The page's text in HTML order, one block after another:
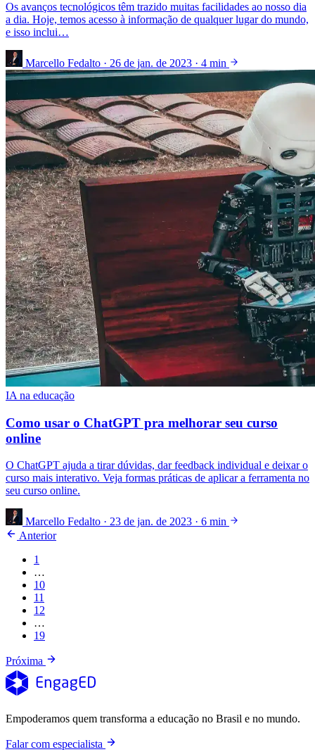
Os avanços tecnológicos têm trazido muitas facilidades ao nosso dia
a dia. Hoje, temos acesso à informação de qualquer lugar do mundo,
e isso inclui…
Marcello Fedalto · 26 de jan. de 2023 · 4 min
IA na educação
Como usar o ChatGPT pra melhorar seu curso
online
O ChatGPT ajuda a tirar dúvidas, dar feedback individual e deixar o
curso mais interativo. Veja formas práticas de aplicar a ferramenta no
seu curso online.
Marcello Fedalto · 23 de jan. de 2023 · 6 min
Anterior
1
…
10
11
12
…
19
Próxima
Empoderamos quem transforma a educação no Brasil e no mundo.
Falar com especialista